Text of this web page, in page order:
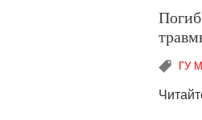
ГУ